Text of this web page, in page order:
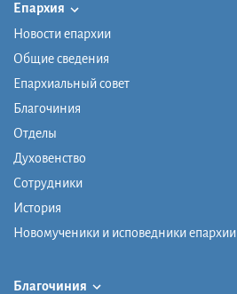
Епархия
Новости епархии
Общие сведения
Епархиальный совет
Благочиния
Отделы
Духовенство
Сотрудники
История
Новомученики и исповедники епархии
Благочиния